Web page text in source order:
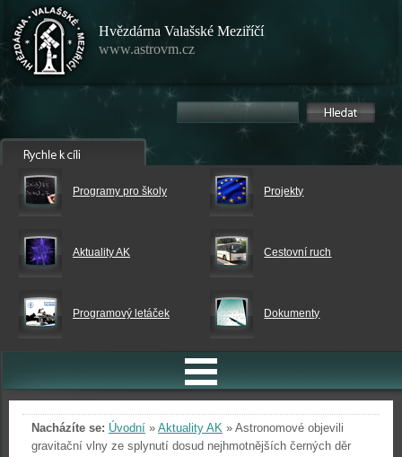
Hvězdárna Valašské Meziříčí
www.astrovm.cz
Programy pro školy Projekty
Aktuality AK Cestovní ruch
Programový letáček Dokumenty
Nacházíte se: Úvodní » Aktuality AK » Astronomové objevili
gravitační vlny ze splynutí dosud nejhmotnějších černých děr